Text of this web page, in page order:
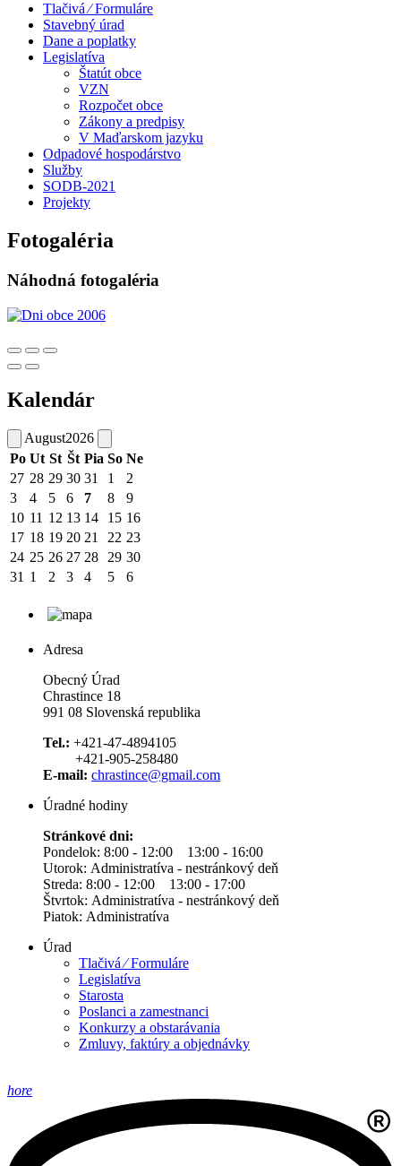
Tlačivá ⁄ Formuláre
Stavebný úrad
Dane a poplatky
Legislatíva
Štatút obce
VZN
Rozpočet obce
Zákony a predpisy
V Maďarskom jazyku
Odpadové hospodárstvo
Služby
SODB-2021
Projekty
Fotogaléria
Náhodná fotogaléria
Kalendár
August2026
Po Ut St Št Pia So Ne
27 28 29 30 31 1
2
3
4 5 6 7 8
9
10 11 12 13 14 15 16
17 18 19 20 21 22 23
24 25 26 27 28 29 30
31 1 2 3 4 5 6
Adresa
Obecný Úrad
Chrastince 18
991 08 Slovenská republika
Tel.: +421-47-4894105
+421-905-258480
E-mail: chrastince@gmail.com
Úradné hodiny
Stránkové dni:
Pondelok: 8:00 - 12:00 13:00 - 16:00
Utorok: Administratíva - nestránkový deň
Streda: 8:00 - 12:00 13:00 - 17:00
Štvrtok: Administratíva - nestránkový deň
Piatok: Administratíva
Úrad
Tlačivá ⁄ Formuláre
Legislatíva
Starosta
Poslanci a zamestnanci
Konkurzy a obstarávania
Zmluvy, faktúry a objednávky
hore